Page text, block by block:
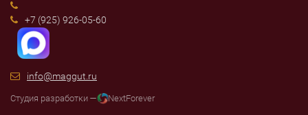
+7 (925) 926-05-60
info@maggut.ru
Студия разработки — NextForever